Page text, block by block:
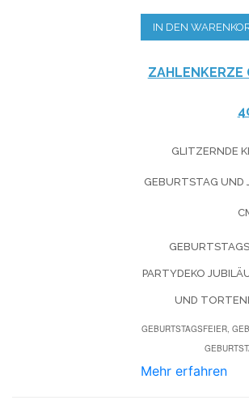
IN DEN
ZAHLENKERZE
GLITZERNDE
GEBURTSTAG UND
PARTYDEKO
UND
GEBURTSTAGSFEIER,
Mehr erfahren